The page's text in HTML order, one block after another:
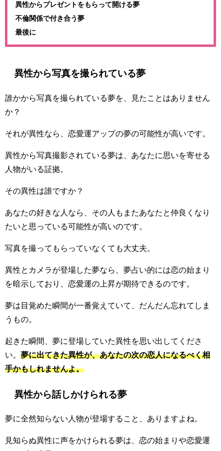
異性からプレゼントをもらって開ける夢
不倫関係で付き合う夢
最後に
異性から写真を撮られている夢
誰かから写真を撮られている夢を、見たことはありません
か？
それが異性なら、恋愛運アップの夢の可能性が高いです。
異性から写真撮影されている夢は、あなたに思いを寄せる
人物がいる証拠。
その異性は誰ですか？
あなたの好きな人なら、その人もまたあなたと仲良くなり
たいと思っている可能性が高いのです。
写真を撮ってもらっていなくても大丈夫。
異性とカメラが登場した夢なら、夢占い的には恋の始まり
を暗示しており、恋愛運の上昇が期待できるのです。
夢は目覚めた瞬間が一番覚えていて、だんだん忘れてしま
うもの。
起きた瞬間、夢に登場していた異性を思い出してくださ
い。 夢に出てきた異性が、あなたの次の恋人になるべく相
手かもしれませんよ。
異性から話しかけられる夢
夢に全然知らない人物が登場すること、ありますよね。
見知らぬ異性に声をかけられる夢は、恋の始まりや恋愛運